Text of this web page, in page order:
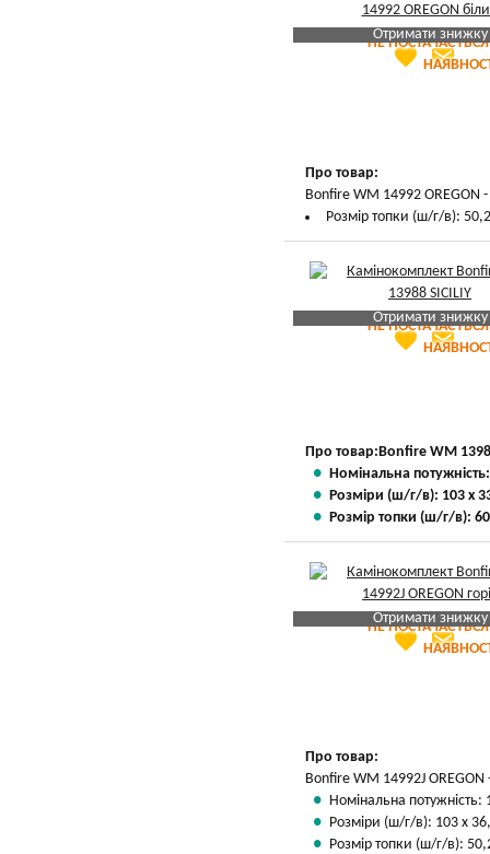
НЕ
Отримати знижку
Яка Ваша ціна?
favorite email
Про товар:
Bonfire WM 14992 OREGON
Розмір топки (ш/г/в):
НЕ
Отримати знижку
Яка Ваша ціна?
favorite email
Про товар:Bonfire WM
Номінальна
Розміри (ш/г/в): 103 х
Розмір топки (ш/г/в):
НЕ
Отримати знижку
Яка Ваша ціна?
favorite email
Про товар:
Bonfire WM 14992J
Номінальна потужність:
Розміри (ш/г/в): 103 х
Розмір топки (ш/г/в):